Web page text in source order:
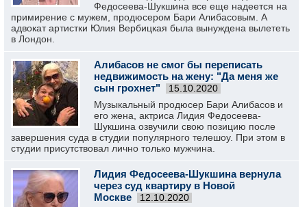
Федосеева-Шукшина все еще надеется на
примирение с мужем, продюсером Бари Алибасовым. А
адвокат артистки Юлия Вербицкая была вынуждена вылететь
в Лондон.
Алибасов не смог бы переписать
недвижимость на жену: "Да меня же
сын грохнет"
15.10.2020
Музыкальный продюсер Бари Алибасов и
его жена, актриса Лидия Федосеева-
Шукшина озвучили свою позицию после
завершения суда в студии популярного телешоу. При этом в
студии присутствовал лично только мужчина.
Лидия Федосеева-Шукшина вернула
через суд квартиру в Новой
Москве
12.10.2020